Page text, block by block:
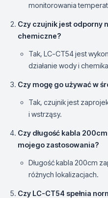
monitorowania
Czy czujnik jest odporny
chemiczne?
Tak, LC-CT54 jest
działanie wody i
Czy mogę go używać w
Tak, czujnik jest
i wstrząsy.
Czy długość kabla
mojego zastosowania?
Długość kabla 200cm
różnych lokalizacjach.
Czy LC-CT54 spełnia